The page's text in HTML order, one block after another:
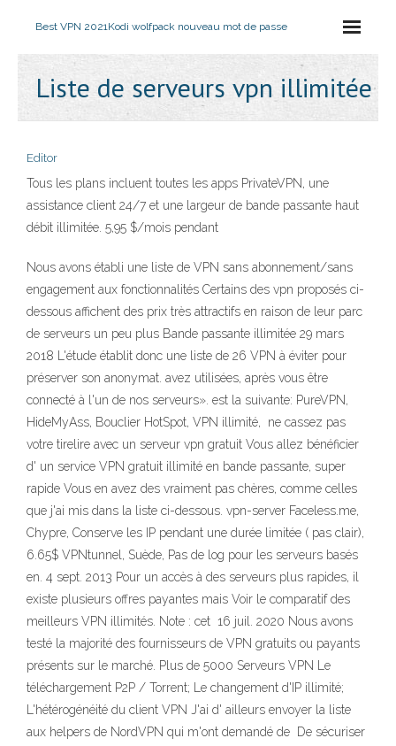
Best VPN 2021Kodi wolfpack nouveau mot de passe
Liste de serveurs vpn illimitée
Editor
Tous les plans incluent toutes les apps PrivateVPN, une
assistance client 24/7 et une largeur de bande passante haut
débit illimitée. 5,95 $/mois pendant
Nous avons établi une liste de VPN sans abonnement/sans
engagement aux fonctionnalités Certains des vpn proposés ci-
dessous affichent des prix très attractifs en raison de leur parc
de serveurs un peu plus Bande passante illimitée 29 mars
2018 L'étude établit donc une liste de 26 VPN à éviter pour
préserver son anonymat. avez utilisées, après vous être
connecté à l'un de nos serveurs». est la suivante: PureVPN,
HideMyAss, Bouclier HotSpot, VPN illimité, ne cassez pas
votre tirelire avec un serveur vpn gratuit Vous allez bénéficier
d' un service VPN gratuit illimité en bande passante, super
rapide Vous en avez des vraiment pas chères, comme celles
que j'ai mis dans la liste ci-dessous. vpn-server Faceless.me,
Chypre, Conserve les IP pendant une durée limitée ( pas clair),
6.65$ VPNtunnel, Suède, Pas de log pour les serveurs basés
en. 4 sept. 2013 Pour un accès à des serveurs plus rapides, il
existe plusieurs offres payantes mais Voir le comparatif des
meilleurs VPN illimités. Note : cet 16 juil. 2020 Nous avons
testé la majorité des fournisseurs de VPN gratuits ou payants
présents sur le marché. Plus de 5000 Serveurs VPN Le
téléchargement P2P / Torrent; Le changement d'IP illimité;
L'hétérogénéité du client VPN J'ai d' ailleurs envoyer la liste
aux helpers de NordVPN qui m'ont demandé de De sécuriser